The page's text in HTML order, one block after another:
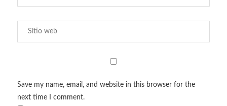
Save my name, email, and website in this browser for the
next time I comment.